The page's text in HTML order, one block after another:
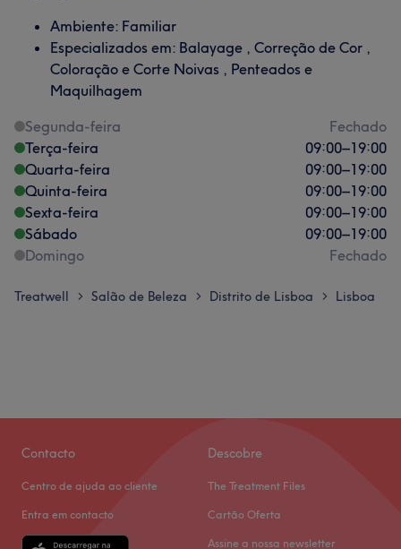
Ambiente: Familiar
Especializados em: Balayage , Correção de Cor ,
Coloração e Corte Noivas , Penteados e
Maquilhagem
Segunda-feira
Fechado
Terça-feira
09:00–19:00
Quarta-feira
09:00–19:00
Quinta-feira
09:00–19:00
Sexta-feira
09:00–19:00
Sábado
09:00–19:00
Domingo
Fechado
Treatwell > Salão de Beleza > Distrito de Lisboa > Lisboa
Contacto
Centro de ajuda ao cliente
Entra em contacto
Descobre
The Treatment Files
Cartão Oferta
Assine a nossa newsletter